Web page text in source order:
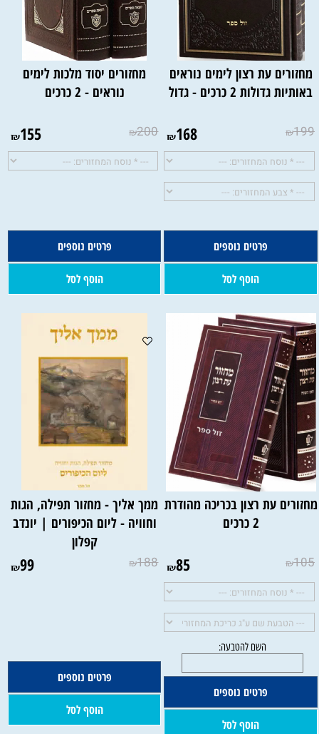
השם להטבעה:
מחזורים עת רצון לימים נוראים
באותיות גדולות 2 כרכים - גדול
₪199
₪168
פרטים נוספים
הוסף לסל
מחזורים יסוד מלכות לימים
נוראים - 2 כרכים
₪200
₪155
פרטים נוספים
הוסף לסל
עת רצון בכריכה מהודרת
2 כרכים
₪105
₪85
פרטים נוספים
הוסף לסל
ממך אליך - מחזור תפילה, הגות
וחוויה - ליום הכיפורים | יונדב
קפלון
₪188
₪99
פרטים נוספים
הוסף לסל